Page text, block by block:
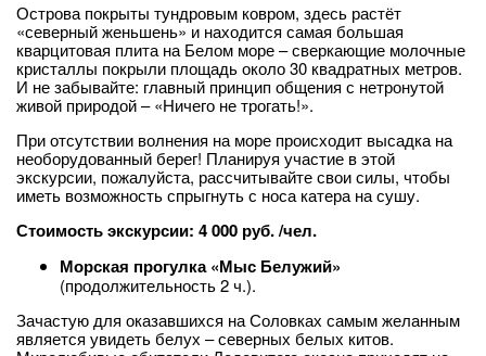
Острова покрыты тундровым ковром, здесь растёт
«северный женьшень» и находится самая большая
кварцитовая плита на Белом море – сверкающие молочные
кристаллы покрыли площадь около 30 квадратных метров.
И не забывайте: главный принцип общения с нетронутой
живой природой – «Ничего не трогать!».
При отсутствии волнения на море происходит высадка на
необорудованный берег! Планируя участие в этой
экскурсии, пожалуйста, рассчитывайте свои силы, чтобы
иметь возможность спрыгнуть с носа катера на сушу.
Стоимость экскурсии: 4 000 руб. /чел.
Морская прогулка «Мыс Белужий»
(продолжительность 2 ч.).
Зачастую для оказавшихся на Соловках самым желанным
является увидеть белух – северных белых китов.